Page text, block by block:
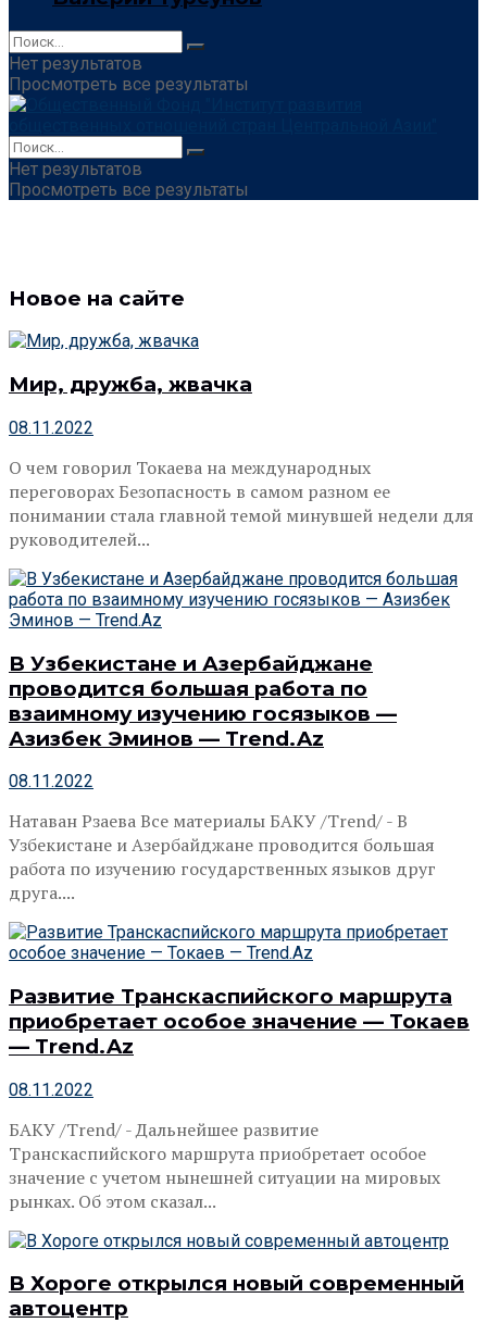
Нет результатов
Просмотреть все результаты
Нет результатов
Просмотреть все результаты
Новое на сайте
Мир, дружба, жвачка
08.11.2022
О чем говорил Токаева на международных
переговорах Безопасность в самом разном ее
понимании стала главной темой минувшей недели для
руководителей...
В Узбекистане и Азербайджане
проводится большая работа по
взаимному изучению госязыков —
Азизбек Эминов — Trend.Az
08.11.2022
Натаван Рзаева Все материалы БАКУ /Trend/ - В
Узбекистане и Азербайджане проводится большая
работа по изучению государственных языков друг
друга....
Развитие Транскаспийского маршрута
приобретает особое значение — Токаев
— Trend.Az
08.11.2022
БАКУ /Trend/ - Дальнейшее развитие
Транскаспийского маршрута приобретает особое
значение с учетом нынешней ситуации на мировых
рынках. Об этом сказал...
В Хороге открылся новый современный
автоцентр